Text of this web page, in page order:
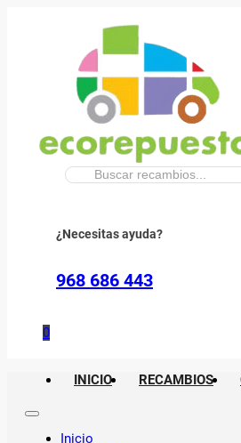
Buscar:
¿Necesitas ayuda?
968 686 443
0
INICIO RECAMBIOS
Inicio